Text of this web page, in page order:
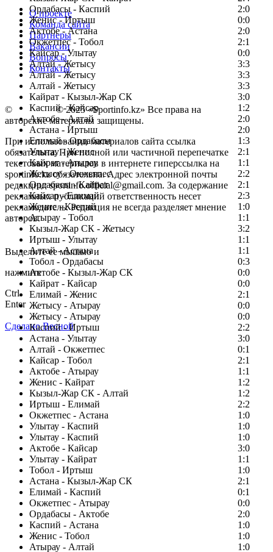
Ордабасы - Каспий
2:0
Женис - Иртыш
0:0
Актобе - Астана
2:0
Окжетпес - Тобол
2:1
Кайсар - Улытау
0:0
Алтай - Жетысу
3:3
Алтай - Жетысу
3:3
Алтай - Жетысу
3:3
Кайрат - Кызыл-Жар СК
3:0
Каспий - Кайсар
1:2
Актобе - Алтай
2:0
Астана - Иртыш
2:0
Елимай - Ордабасы
1:3
Улытау - Женис
2:1
Кайрат - Атырау
1:1
Жетысу - Окжетпес
2:2
Ордабасы - Кайрат
2:1
Кайсар - Елимай
2:3
Женис - Каспий
1:0
Атырау - Тобол
1:1
Кызыл-Жар СК - Жетысу
3:2
Иртыш - Улытау
1:1
Алтай - Астана
1:1
Тобол - Ордабасы
0:3
Актобе - Кызыл-Жар СК
0:0
Кайрат - Кайсар
0:0
Елимай - Женис
2:1
Жетысу - Атырау
0:0
Жетысу - Атырау
0:0
Каспий - Иртыш
2:2
Астана - Улытау
3:0
Алтай - Окжетпес
0:1
Кайсар - Тобол
2:1
Актобе - Атырау
1:1
Женис - Кайрат
1:2
Кызыл-Жар СК - Алтай
1:2
Иртыш - Елимай
2:2
Окжетпес - Астана
1:0
Улытау - Каспий
1:0
Улытау - Каспий
1:0
Актобе - Кайсар
3:0
Улытау - Кайрат
1:1
Тобол - Иртыш
1:0
Астана - Кызыл-Жар СК
2:1
Елимай - Каспий
0:1
Окжетпес - Атырау
0:0
Ордабасы - Актобе
2:0
Каспий - Астана
1:0
Женис - Тобол
1:0
Атырау - Алтай
1:0
О проекте
Команда сайта
Партнеры
Вакансии
Вопросы
Контакты
© Copyright© 2025 «Sportinfo.kz» Все права на
авторские материалы защищены.
При использовании материалов сайта ссылка
обязательна. При полной или частичной перепечатке
текстовых материалов в интернете гиперссылка на
sportinfo.kz обязательна. Адрес электронной почты
редакции: sportinfo.official@gmail.com. За содержание
рекламных публикаций ответственность несет
рекламодатель. Редакция не всегда разделяет мнение
авторов.
Заметили ошибку в тексте?
Выделите ее мышью и
нажмите
Ctrl
Enter
Сделано Весной